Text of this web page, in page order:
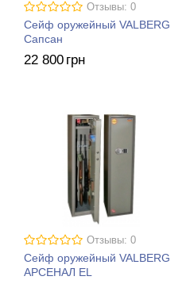
Отзывы: 0
Сейф оружейный VALBERG
Сапсан
22 800 грн
Отзывы: 0
Сейф оружейный VALBERG
АРСЕНАЛ EL